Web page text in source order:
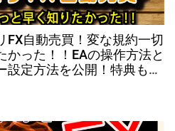
FX自動売買！変な規約一切
かった！！EAの操作方法と
設定方法を公開！特典も有